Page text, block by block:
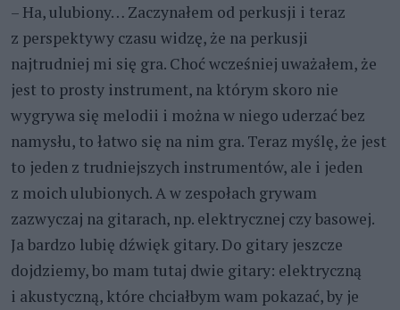
– Ha, ulubiony… Zaczynałem od perkusji i teraz
z perspektywy czasu widzę, że na perkusji
najtrudniej mi się gra. Choć wcześniej uważałem, że
jest to prosty instrument, na którym skoro nie
wygrywa się melodii i można w niego uderzać bez
namysłu, to łatwo się na nim gra. Teraz myślę, że jest
to jeden z trudniejszych instrumentów, ale i jeden
z moich ulubionych. A w zespołach grywam
zazwyczaj na gitarach, np. elektrycznej czy basowej.
Ja bardzo lubię dźwięk gitary. Do gitary jeszcze
dojdziemy, bo mam tutaj dwie gitary: elektryczną
i akustyczną, które chciałbym wam pokazać, by je